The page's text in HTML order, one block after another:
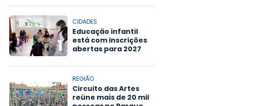
1
CIDADES
Educação infantil
está com inscrições
abertas para 2027
REGIÃO
Circuito das Artes
reúne mais de 20 mil